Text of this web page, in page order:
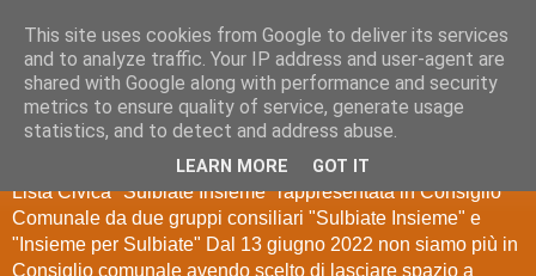
Lista Civica "Sulbiate
Insieme"
Blog di Informazione e Comunicazione degli elettori della
Lista Civica "Sulbiate Insieme" rappresentata in Consiglio
Comunale da due gruppi consiliari "Sulbiate Insieme" e
"Insieme per Sulbiate" Dal 13 giugno 2022 non siamo più in
Consiglio comunale avendo scelto di lasciare spazio a
This site uses cookies from Google to deliver its services
and to analyze traffic. Your IP address and user-agent are
shared with Google along with performance and security
metrics to ensure quality of service, generate usage
statistics, and to detect and address abuse.
LEARN MORE GOT IT